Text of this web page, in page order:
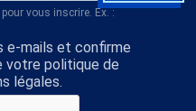
vous inscrire. Ex. :
e-mails et confirme
votre politique de
légales.